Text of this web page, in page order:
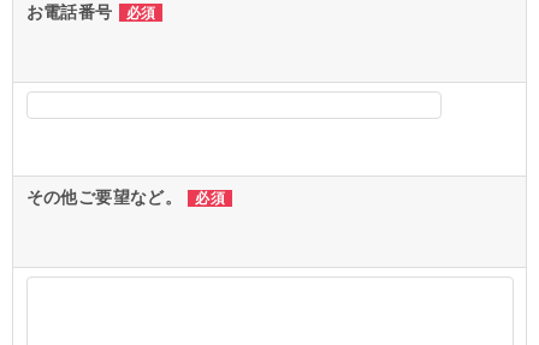
お電話番号 必須
その他ご要望など。 必須